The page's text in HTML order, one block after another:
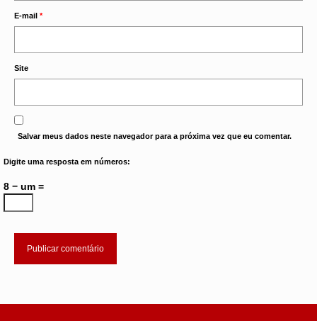
E-mail *
Site
Salvar meus dados neste navegador para a próxima vez que eu comentar.
Digite uma resposta em números:
8 − um =